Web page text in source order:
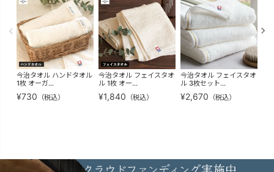
今治タオル ハンドタオル
1枚 オーガ...
¥730 （税込）
今治タオル フェイスタオ
ル 1枚 オー...
¥1,840 （税込）
今治タオル フェイスタオ
ル 3枚セット...
¥2,670 （税込）